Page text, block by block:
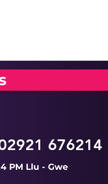
676214
PM Llu - Gwe